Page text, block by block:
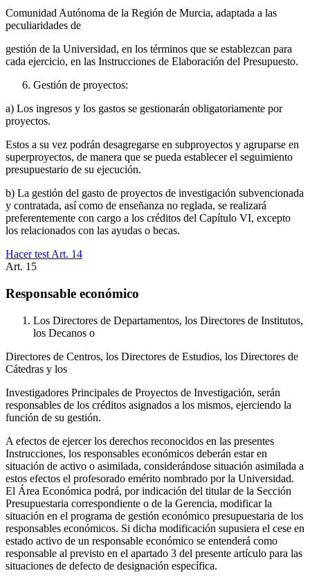
Comunidad Autónoma de la Región de Murcia, adaptada a las
peculiaridades de
gestión de la Universidad, en los términos que se establezcan para
cada ejercicio, en las Instrucciones de Elaboración del Presupuesto.
Gestión de proyectos:
a) Los ingresos y los gastos se gestionarán obligatoriamente por
proyectos.
Estos a su vez podrán desagregarse en subproyectos y agruparse en
superproyectos, de manera que se pueda establecer el seguimiento
presupuestario de su ejecución.
b) La gestión del gasto de proyectos de investigación subvencionada
y contratada, así como de enseñanza no reglada, se realizará
preferentemente con cargo a los créditos del Capítulo VI, excepto
los relacionados con las ayudas o becas.
Hacer test Art. 14
Art. 15
Responsable económico
Los Directores de Departamentos, los Directores de Institutos,
los Decanos o
Directores de Centros, los Directores de Estudios, los Directores de
Cátedras y los
Investigadores Principales de Proyectos de Investigación, serán
responsables de los créditos asignados a los mismos, ejerciendo la
función de su gestión.
A efectos de ejercer los derechos reconocidos en las presentes
Instrucciones, los responsables económicos deberán estar en
situación de activo o asimilada, considerándose situación asimilada a
estos efectos el profesorado emérito nombrado por la Universidad.
El Área Económica podrá, por indicación del titular de la Sección
Presupuestaria correspondiente o de la Gerencia, modificar la
situación en el programa de gestión económico presupuestaria de los
responsables económicos. Si dicha modificación supusiera el cese en
estado activo de un responsable económico se entenderá como
responsable al previsto en el apartado 3 del presente artículo para las
situaciones de defecto de designación específica.